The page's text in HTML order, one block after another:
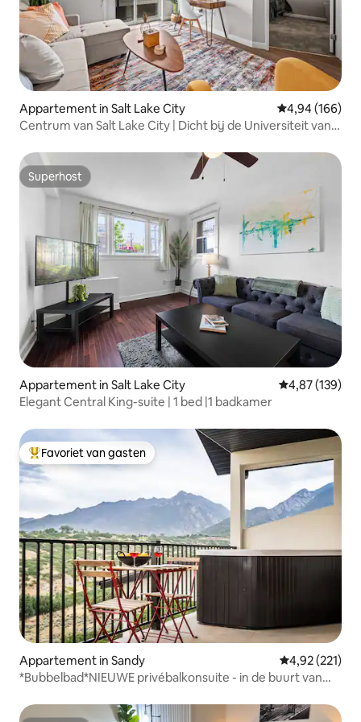
Appartement in Salt Lake City Gemiddelde
4,94 (166)
Centrum van Salt Lake City | Dicht bij de Universiteit van
Superhost
Superhost
Appartement in Salt Lake City Gemiddelde
4,87 (139)
Elegant Central King-suite | 1 bed |1 badkamer
Topfavoriet van gasten
Favoriet van gasten
Appartement in Sandy Gemiddelde
4,92 (221)
*Bubbelbad*NIEUWE privébalkonsuite - in de buurt van